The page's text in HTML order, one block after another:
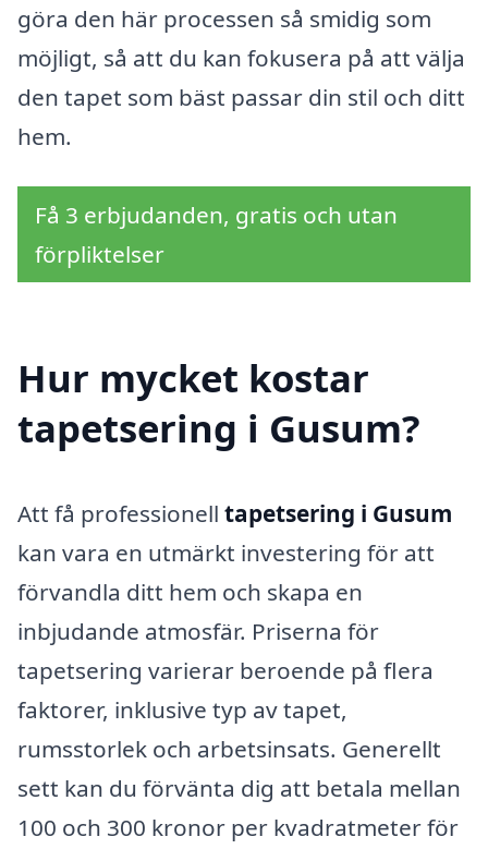
göra den här processen så smidig som
möjligt, så att du kan fokusera på att välja
den tapet som bäst passar din stil och ditt
hem.
Få 3 erbjudanden, gratis och utan
förpliktelser
Hur mycket kostar
tapetsering i Gusum?
Att få professionell tapetsering i Gusum
kan vara en utmärkt investering för att
förvandla ditt hem och skapa en
inbjudande atmosfär. Priserna för
tapetsering varierar beroende på flera
faktorer, inklusive typ av tapet,
rumsstorlek och arbetsinsats. Generellt
sett kan du förvänta dig att betala mellan
100 och 300 kronor per kvadratmeter för